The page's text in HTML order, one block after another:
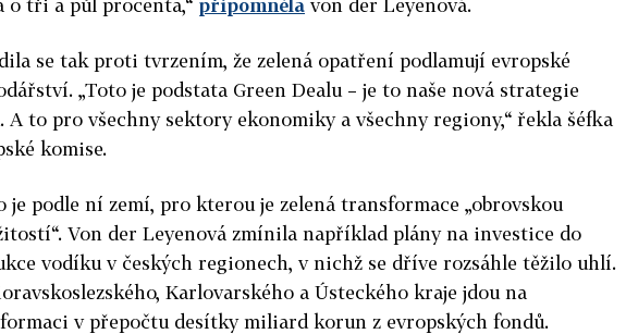
se tak proti tvrzením, že zelená opatření podlamují evropské
„Toto je podstata Green Dealu – je to naše nová strategie
A to pro všechny sektory ekonomiky a všechny regiony,“ řekla šéfka
komise.
je podle ní zemí, pro kterou je zelená transformace „obrovskou
Von der Leyenová zmínila například plány na investice do
vodíku v českých regionech, v nichž se dříve rozsáhle těžilo uhlí.
Karlovarského a Ústeckého kraje jdou na
v přepočtu desítky miliard korun z evropských fondů.